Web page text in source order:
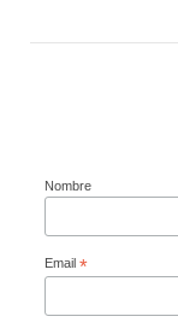
Nombre
Email *